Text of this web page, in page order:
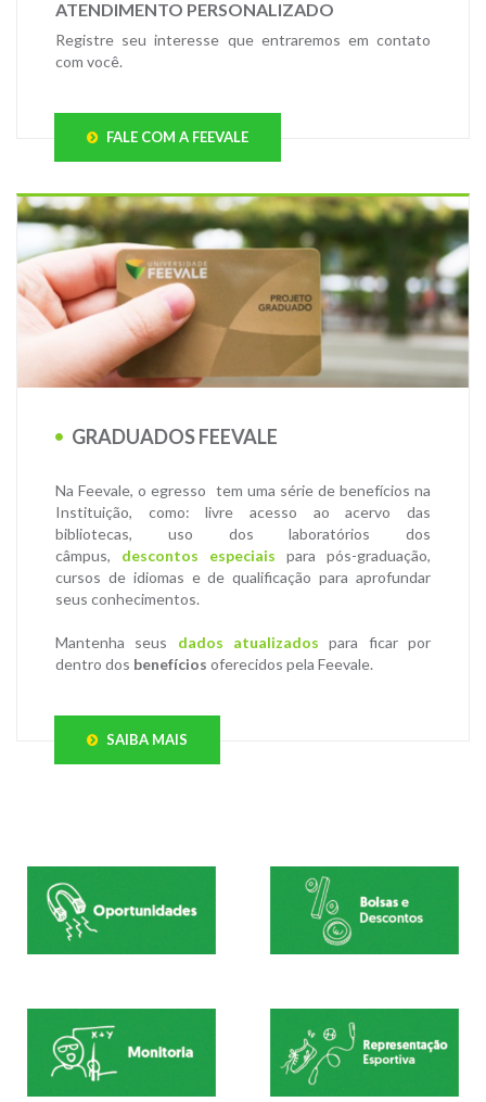
ATENDIMENTO PERSONALIZADO
Registre seu interesse que entraremos em contato
com você.
FALE COM A FEEVALE
GRADUADOS FEEVALE
Na Feevale, o egresso tem uma série de benefícios na
Instituição, como: livre acesso ao acervo das
bibliotecas, uso dos laboratórios dos
câmpus, descontos especiais
para pós-graduação,
cursos de idiomas e de qualificação para aprofundar
seus conhecimentos.
Mantenha seus dados atualizados para ficar por
dentro dos benefícios oferecidos pela Feevale.
SAIBA MAIS